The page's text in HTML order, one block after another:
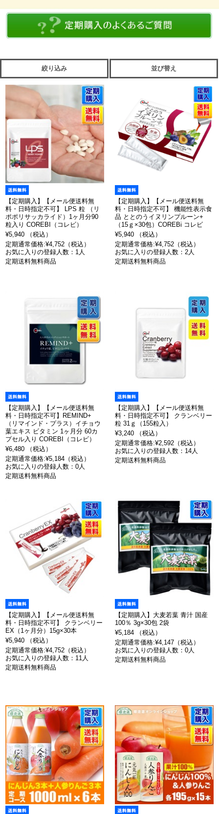
絞り込み 並び替え
【定期購入】【メール便送料無
料・日時指定不可】 LPS 粒 （リ
ポポリサッカライド）1ヶ月分90
粒入り COREBI（コレビ）
¥5,940 （税込）
定期通常価格:¥4,752（税込）
お気に入りの登録人数：1人
定期送料無料商品
【定期購入】【メール便送料無
料・日時指定不可】 機能性表示食
品 ととのうイヌリンプルーン+
（15ｇ×30包）COREBi コレビ
¥5,940 （税込）
定期通常価格:¥4,752（税込）
お気に入りの登録人数：2人
定期送料無料商品
【定期購入】【メール便送料無
料・日時指定不可】REMIND+
（リマインド・プラス）イチョウ
葉エキス ビタミン 1ヶ月分 60カ
プセル入り COREBI（コレビ）
¥6,480 （税込）
定期通常価格:¥5,184（税込）
お気に入りの登録人数：0人
定期送料無料商品
【定期購入】【メール便送料無
料・日時指定不可】 クランベリー
粒 31ｇ（155粒入）
¥3,240 （税込）
定期通常価格:¥2,592（税込）
お気に入りの登録人数：14人
定期送料無料商品
【定期購入】【メール便送料無
料・日時指定不可】 クランベリー
EX（1ヶ月分）15g×30本
¥5,940 （税込）
定期通常価格:¥4,752（税込）
お気に入りの登録人数：11人
定期送料無料商品
【定期購入】大麦若葉 青汁 国産
100％ 3g×30包 2袋
¥5,184 （税込）
定期通常価格:¥4,147（税込）
お気に入りの登録人数：0人
定期送料無料商品